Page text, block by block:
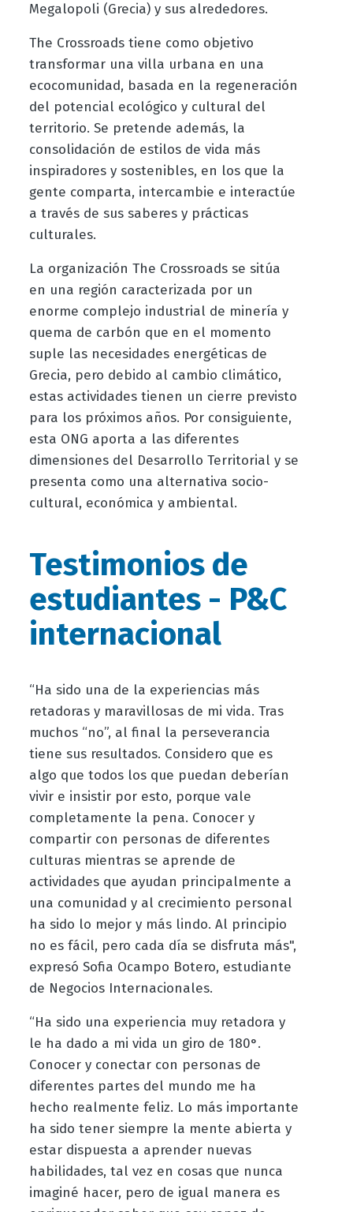
Megalopoli (Grecia) y sus alrededores.
The Crossroads tiene como objetivo
transformar una villa urbana en una
ecocomunidad, basada en la regeneración
del potencial ecológico y cultural del
territorio. Se pretende además, la
consolidación de estilos de vida más
inspiradores y sostenibles, en los que la
gente comparta, intercambie e interactúe
a través de sus saberes y prácticas
culturales.
La organización The Crossroads se sitúa
en una región caracterizada por un
enorme complejo industrial de minería y
quema de carbón que en el momento
suple las necesidades energéticas de
Grecia, pero debido al cambio climático,
estas actividades tienen un cierre previsto
para los próximos años. Por consiguiente,
esta ONG aporta a las diferentes
dimensiones del Desarrollo Territorial y se
presenta como una alternativa socio-
cultural, económica y ambiental.
Testimonios de
estudiantes - P&C
internacional
“Ha sido una de la experiencias más
retadoras y maravillosas de mi vida. Tras
muchos “no”, al final la perseverancia
tiene sus resultados. Considero que es
algo que todos los que puedan deberían
vivir e insistir por esto, porque vale
completamente la pena. Conocer y
compartir con personas de diferentes
culturas mientras se aprende de
actividades que ayudan principalmente a
una comunidad y al crecimiento personal
ha sido lo mejor y más lindo. Al principio
no es fácil, pero cada día se disfruta más",
expresó Sofia Ocampo Botero, estudiante
de Negocios Internacionales.
“Ha sido una experiencia muy retadora y
le ha dado a mi vida un giro de 180°.
Conocer y conectar con personas de
diferentes partes del mundo me ha
hecho realmente feliz. Lo más importante
ha sido tener siempre la mente abierta y
estar dispuesta a aprender nuevas
habilidades, tal vez en cosas que nunca
imaginé hacer, pero de igual manera es